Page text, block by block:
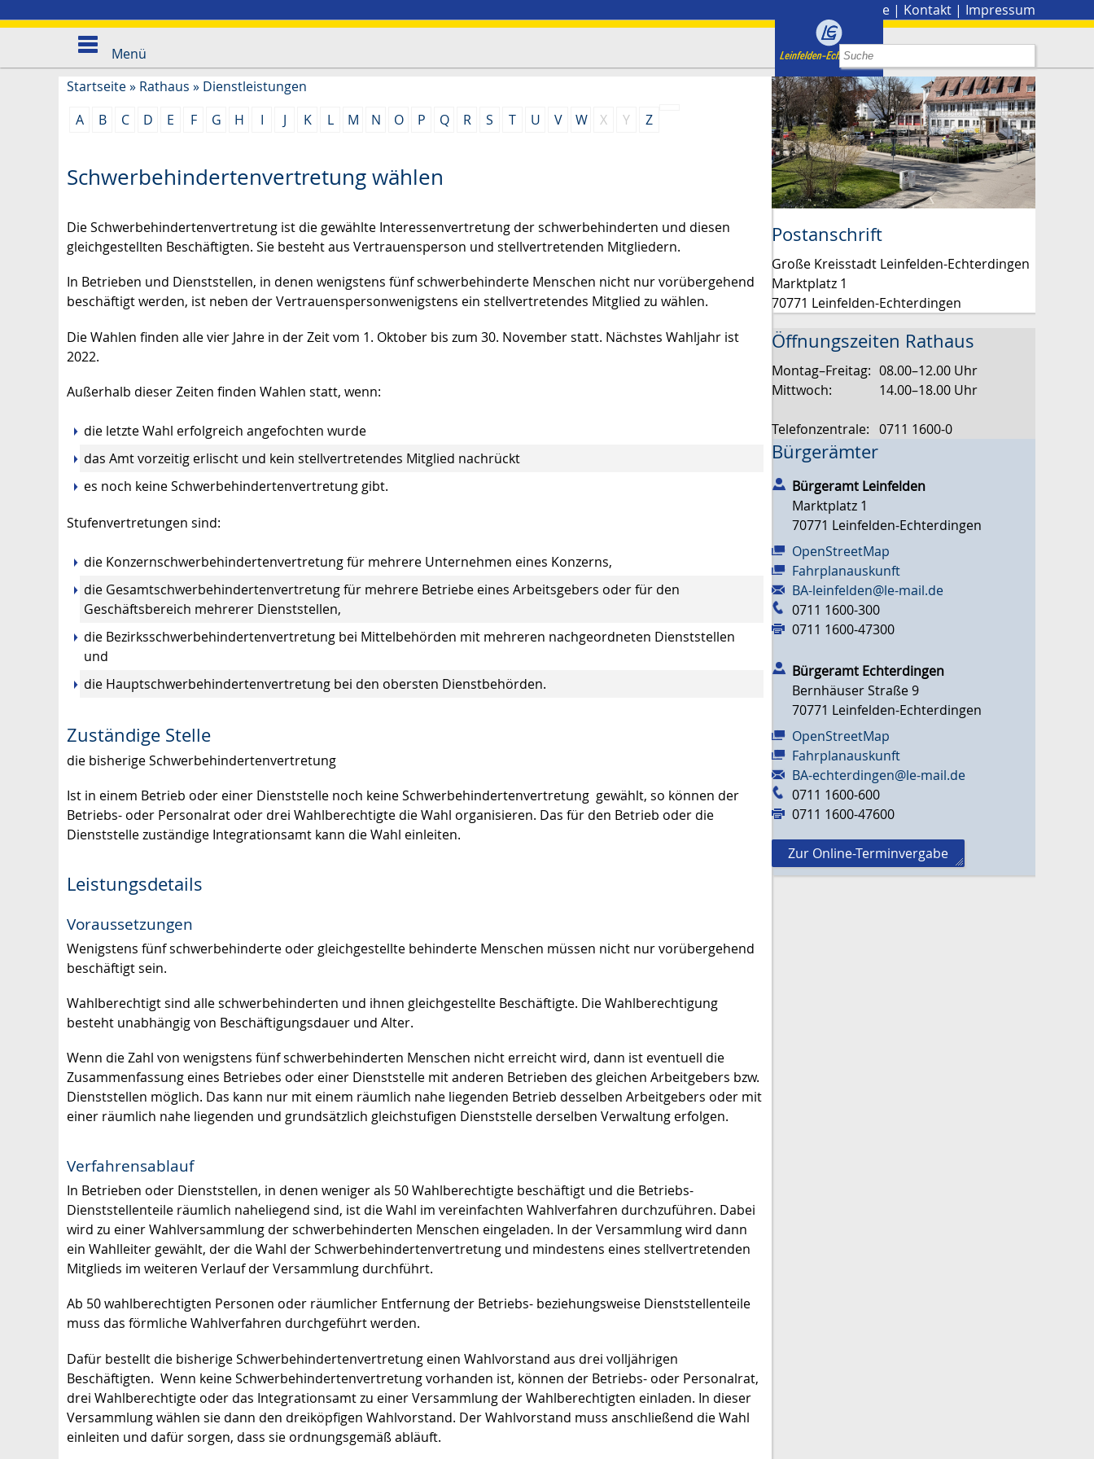
Presse | Kontakt | Impressum
Menü
Startseite» Rathaus » Dienstleistungen
A
B C D E F G H I J K L M N O P Q R S T U V W X Y Z
Schwerbehindertenvertretung wählen
Die Schwerbehindertenvertretung ist die gewählte Interessenvertretung der schwerbehinderten und diesen
gleichgestellten Beschäftigten. Sie besteht aus Vertrauensperson und stellvertretenden Mitgliedern.
In Betrieben und Dienststellen, in denen wenigstens fünf schwerbehinderte Menschen nicht nur vorübergehend
beschäftigt werden, ist neben der Vertrauenspersonwenigstens ein stellvertretendes Mitglied zu wählen.
Die Wahlen finden alle vier Jahre in der Zeit vom 1. Oktober bis zum 30. November statt. Nächstes Wahljahr ist
2022.
Außerhalb dieser Zeiten finden Wahlen statt, wenn:
die letzte Wahl erfolgreich angefochten wurde
das Amt vorzeitig erlischt und kein stellvertretendes Mitglied nachrückt
es noch keine Schwerbehindertenvertretung gibt.
Stufenvertretungen sind:
die Konzernschwerbehindertenvertretung für mehrere Unternehmen eines Konzerns,
die Gesamtschwerbehindertenvertretung für mehrere Betriebe eines Arbeitsgebers oder für den
Geschäftsbereich mehrerer Dienststellen,
die Bezirksschwerbehindertenvertretung bei Mittelbehörden mit mehreren nachgeordneten Dienststellen
und
die Hauptschwerbehindertenvertretung bei den obersten Dienstbehörden.
Zuständige Stelle
die bisherige Schwerbehindertenvertretung
Ist in einem Betrieb oder einer Dienststelle noch keine Schwerbehindertenvertretung gewählt, so können der
Betriebs- oder Personalrat oder drei Wahlberechtigte die Wahl organisieren. Das für den Betrieb oder die
Dienststelle zuständige Integrationsamt kann die Wahl einleiten.
Leistungsdetails
Voraussetzungen
Wenigstens fünf schwerbehinderte oder gleichgestellte behinderte Menschen müssen nicht nur vorübergehend
beschäftigt sein.
Wahlberechtigt sind alle schwerbehinderten und ihnen gleichgestellte Beschäftigte. Die Wahlberechtigung
besteht unabhängig von Beschäftigungsdauer und Alter.
Wenn die Zahl von wenigstens fünf schwerbehinderten Menschen nicht erreicht wird, dann ist eventuell die
Zusammenfassung eines Betriebes oder einer Dienststelle mit anderen Betrieben des gleichen Arbeitgebers bzw.
Dienststellen möglich. Das kann nur mit einem räumlich nahe liegenden Betrieb desselben Arbeitgebers oder mit
einer räumlich nahe liegenden und grundsätzlich gleichstufigen Dienststelle derselben Verwaltung erfolgen.
Verfahrensablauf
In Betrieben oder Dienststellen, in denen weniger als 50 Wahlberechtigte beschäftigt und die Betriebs-
Dienststellenteile räumlich naheliegend sind, ist die Wahl im vereinfachten Wahlverfahren durchzuführen. Dabei
wird zu einer Wahlversammlung der schwerbehinderten Menschen eingeladen. In der Versammlung wird dann
ein Wahlleiter gewählt, der die Wahl der Schwerbehindertenvertretung und mindestens eines stellvertretenden
Mitglieds im weiteren Verlauf der Versammlung durchführt.
Ab 50 wahlberechtigten Personen oder räumlicher Entfernung der Betriebs- beziehungsweise Dienststellenteile
muss das förmliche Wahlverfahren durchgeführt werden.
Dafür bestellt die bisherige Schwerbehindertenvertretung einen Wahlvorstand aus drei volljährigen
Beschäftigten. Wenn keine Schwerbehindertenvertretung vorhanden ist, können der Betriebs- oder Personalrat,
drei Wahlberechtigte oder das Integrationsamt zu einer Versammlung der Wahlberechtigten einladen. In dieser
Versammlung wählen sie dann den dreiköpfigen Wahlvorstand. Der Wahlvorstand muss anschließend die Wahl
einleiten und dafür sorgen, dass sie ordnungsgemäß abläuft.
Postanschrift
Große Kreisstadt Leinfelden-Echterdingen
Marktplatz 1
70771 Leinfelden-Echterdingen
Öffnungszeiten Rathaus
Montag–Freitag: 08.00–12.00 Uhr
Mittwoch:
14.00–18.00 Uhr
Telefonzentrale: 0711 1600-0
Bürgerämter
Bürgeramt Leinfelden
Marktplatz 1
70771 Leinfelden-Echterdingen
OpenStreetMap
Fahrplanauskunft
BA-leinfelden@le-mail.de
0711 1600-300
0711 1600-47300
Bürgeramt Echterdingen
Bernhäuser Straße 9
70771 Leinfelden-Echterdingen
OpenStreetMap
Fahrplanauskunft
BA-echterdingen@le-mail.de
0711 1600-600
0711 1600-47600
Zur Online-Terminvergabe